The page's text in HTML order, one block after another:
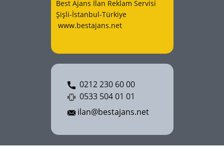
Best Ajans İlan Reklam Servisi
Şişli-İstanbul-Türkiye
www.bestajans.net
0212 230 60 00
0533 504 01 01
ilan@bestajans.net